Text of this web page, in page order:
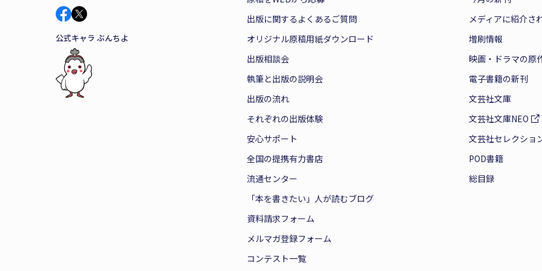
公式キャラ ぶんちよ
出版に関するよくあるご質問
オリジナル原稿用紙ダウンロード
出版相談会
執筆と出版の説明会
出版の流れ
それぞれの出版体験
安心サポート
全国の提携有力書店
流通センター
「本を書きたい」人が読むブログ
資料請求フォーム
メルマガ登録フォーム
コンテスト一覧
メディアに紹介さ
増刷情報
映画・ドラマの原
電子書籍の新刊
文芸社文庫
文芸社文庫NEO
文芸社セレクショ
POD書籍
総目録